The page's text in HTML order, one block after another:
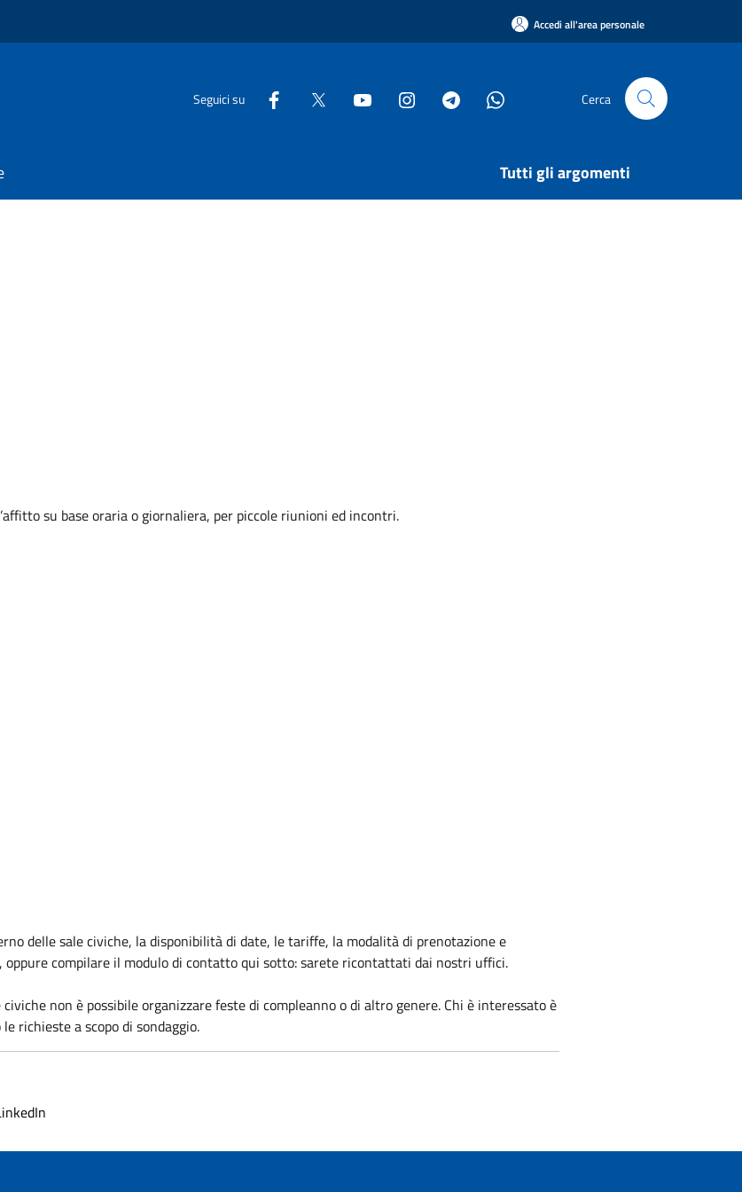
Accedi all'area personale
Seguici su Cerca
Tutti gli argomenti
su base oraria o giornaliera, per piccole riunioni ed incontri.
delle sale civiche, la disponibilità di date, le tariffe, la modalità di prenotazione e
compilare il modulo di contatto qui sotto: sarete ricontattati dai nostri uffici.
non è possibile organizzare feste di compleanno o di altro genere. Chi è interessato è
richieste a scopo di sondaggio.